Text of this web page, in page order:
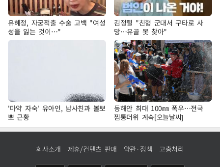
유혜정, 자궁적출 수술 고백 "여성
성을 잃는 것이…"
김정렬 "친형 군대서 구타로 사
망…유골 못 찾아"
'마약 자숙' 유아인, 남사친과 볼뽀
뽀 근황
동해안 최대 100㎜ 폭우…전국
찜통더위 계속[오늘날씨]
회사소개 제휴/컨텐츠 판매 약관·정책 고충처리